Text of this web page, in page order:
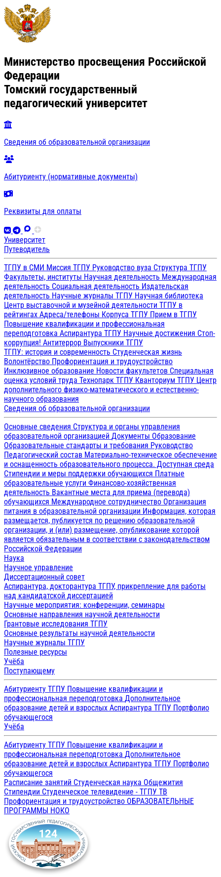
Министерство просвещения Российской
Федерации
Томский государственный
педагогический университет
Сведения об образовательной организации
Абитуриенту (нормативные документы)
Реквизиты для оплаты
Университет
Путеводитель
ТГПУ в СМИ Миссия ТГПУ Руководство вуза Структура ТГПУ
Факультеты, институты Научная деятельность Международная
деятельность Социальная деятельность Издательская
деятельность Научные журналы ТГПУ Научная библиотека
Центр выставочной и музейной деятельности ТГПУ в
рейтингах Адреса/телефоны Корпуса ТГПУ Прием в ТГПУ
Повышение квалификации и профессиональная
переподготовка Аспирантура ТГПУ Научные достижения Стоп-
коррупция! Антитеррор Выпускники ТГПУ
ТГПУ: история и современность Студенческая жизнь
Волонтёрство Профориентация и трудоустройство
Инклюзивное образование Новости факультетов Специальная
оценка условий труда Технопарк ТГПУ Кванториум ТГПУ Центр
дополнительного физико-математического и естественно-
научного образования
Сведения об образовательной организации
Основные сведения Структура и органы управления
образовательной организацией Документы Образование
Образовательные стандарты и требования Руководство
Педагогический состав Материально-техническое обеспечение
и оснащенность образовательного процесса. Доступная среда
Стипендии и меры поддержки обучающихся Платные
образовательные услуги Финансово-хозяйственная
деятельность Вакантные места для приема (перевода)
обучающихся Международное сотрудничество Организация
питания в образовательной организации Информация, которая
размещается, публикуется по решению образовательной
организации, и (или) размещение, опубликование которой
является обязательным в соответствии с законодательством
Российской Федерации
Наука
Научное управление
Диссертационный совет
Аспирантура, докторантура ТГПУ, прикрепление для работы
над кандидатской диссертацией
Научные мероприятия: конференции, семинары
Основные направления научной деятельности
Грантовые исследования ТГПУ
Основные результаты научной деятельности
Научные журналы ТГПУ
Полезные ресурсы
Учёба
Поступающему
Абитуриенту ТГПУ Повышение квалификации и
профессиональная переподготовка Дополнительное
образование детей и взрослых Аспирантура ТГПУ Портфолио
обучающегося
Учёба
Абитуриенту ТГПУ Повышение квалификации и
профессиональная переподготовка Дополнительное
образование детей и взрослых Аспирантура ТГПУ Портфолио
обучающегося
Расписание занятий Студенческая наука Общежития
Стипендии Студенческое телевидение - ТГПУ ТВ
Профориентация и трудоустройство ОБРАЗОВАТЕЛЬНЫЕ
ПРОГРАММЫ НОКО